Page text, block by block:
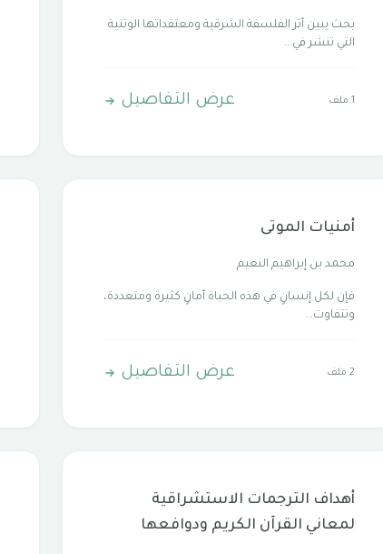
بحث يبين أثر الفلسفة الشرقية ومعتقداتها الوثنية
التي تنشر في...
1 ملف عرض التفاصيل
أمنيات الموتى
محمد بن إبراهيم النعيم
فإن لكل إنسانٍ في هذه الحياة أمانٍ كثيرة ومتعددة،
وتتفاوت...
2 ملف عرض التفاصيل
أهداف الترجمات الاستشراقية
لمعاني القرآن الكريم ودوافعها